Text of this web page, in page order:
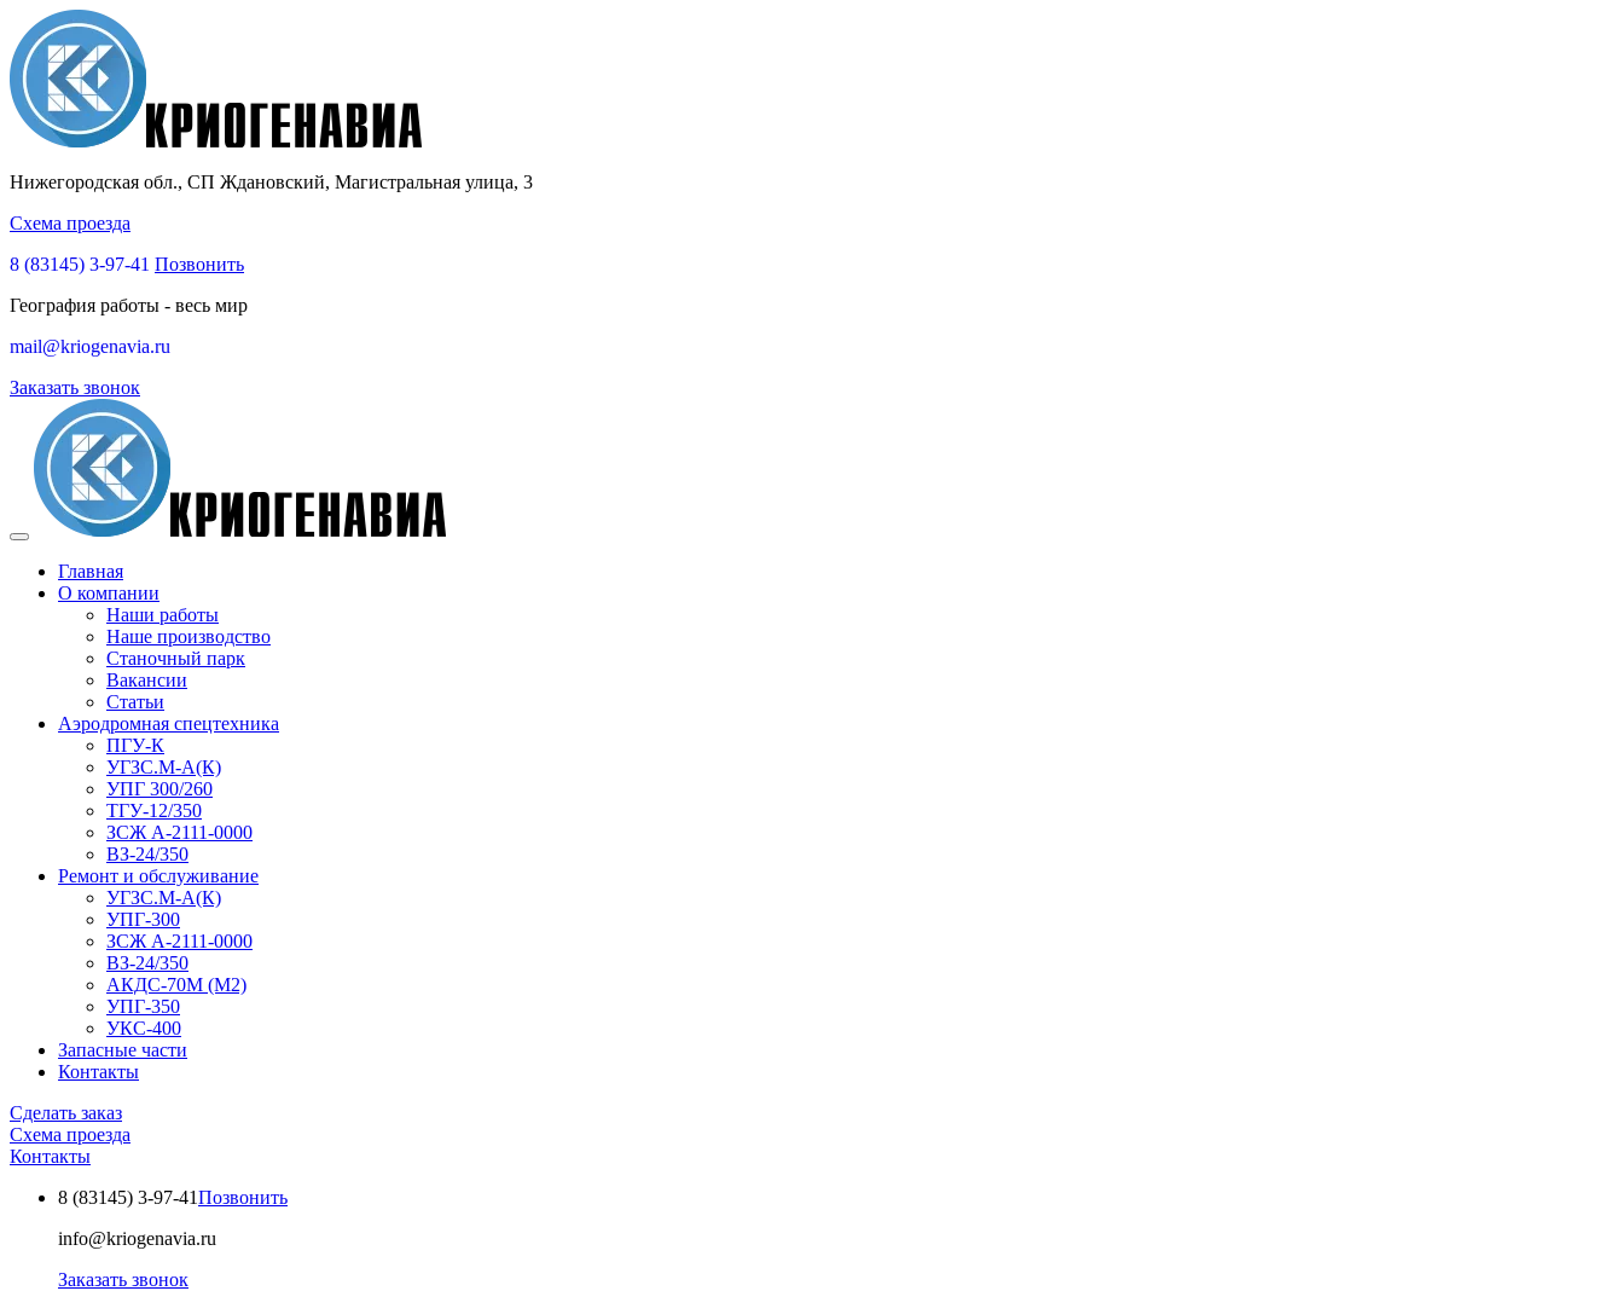
Нижегородская обл., СП Ждановский, Магистральная улица, 3
Схема проезда
8 (83145) 3-97-41 Позвонить
География работы - весь мир
mail@kriogenavia.ru
Заказать звонок
Главная
О компании
Наши работы
Наше производство
Станочный парк
Вакансии
Статьи
Аэродромная спецтехника
ПГУ-К
УГЗС.М-А(К)
УПГ 300/260
ТГУ-12/350
ЗСЖ А-2111-0000
ВЗ-24/350
Ремонт и обслуживание
УГЗС.М-А(К)
УПГ-300
ЗСЖ А-2111-0000
ВЗ-24/350
АКДС-70М (М2)
УПГ-350
УКС-400
Запасные части
Контакты
Сделать заказ
Схема проезда
Контакты
8 (83145) 3-97-41Позвонить
info@kriogenavia.ru
Заказать звонок